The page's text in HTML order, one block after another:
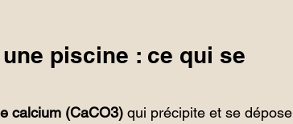
piscine : ce qui se
calcium (CaCO3) qui précipite et se dépose